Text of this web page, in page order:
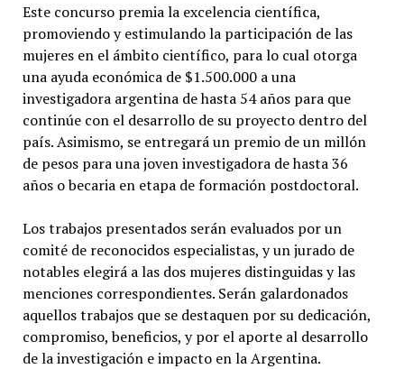
Este concurso premia la excelencia científica,
promoviendo y estimulando la participación de las
mujeres en el ámbito científico, para lo cual otorga
una ayuda económica de $1.500.000 a una
investigadora argentina de hasta 54 años para que
continúe con el desarrollo de su proyecto dentro del
país. Asimismo, se entregará un premio de un millón
de pesos para una joven investigadora de hasta 36
años o becaria en etapa de formación postdoctoral.
Los trabajos presentados serán evaluados por un
comité de reconocidos especialistas, y un jurado de
notables elegirá a las dos mujeres distinguidas y las
menciones correspondientes. Serán galardonados
aquellos trabajos que se destaquen por su dedicación,
compromiso, beneficios, y por el aporte al desarrollo
de la investigación e impacto en la Argentina.